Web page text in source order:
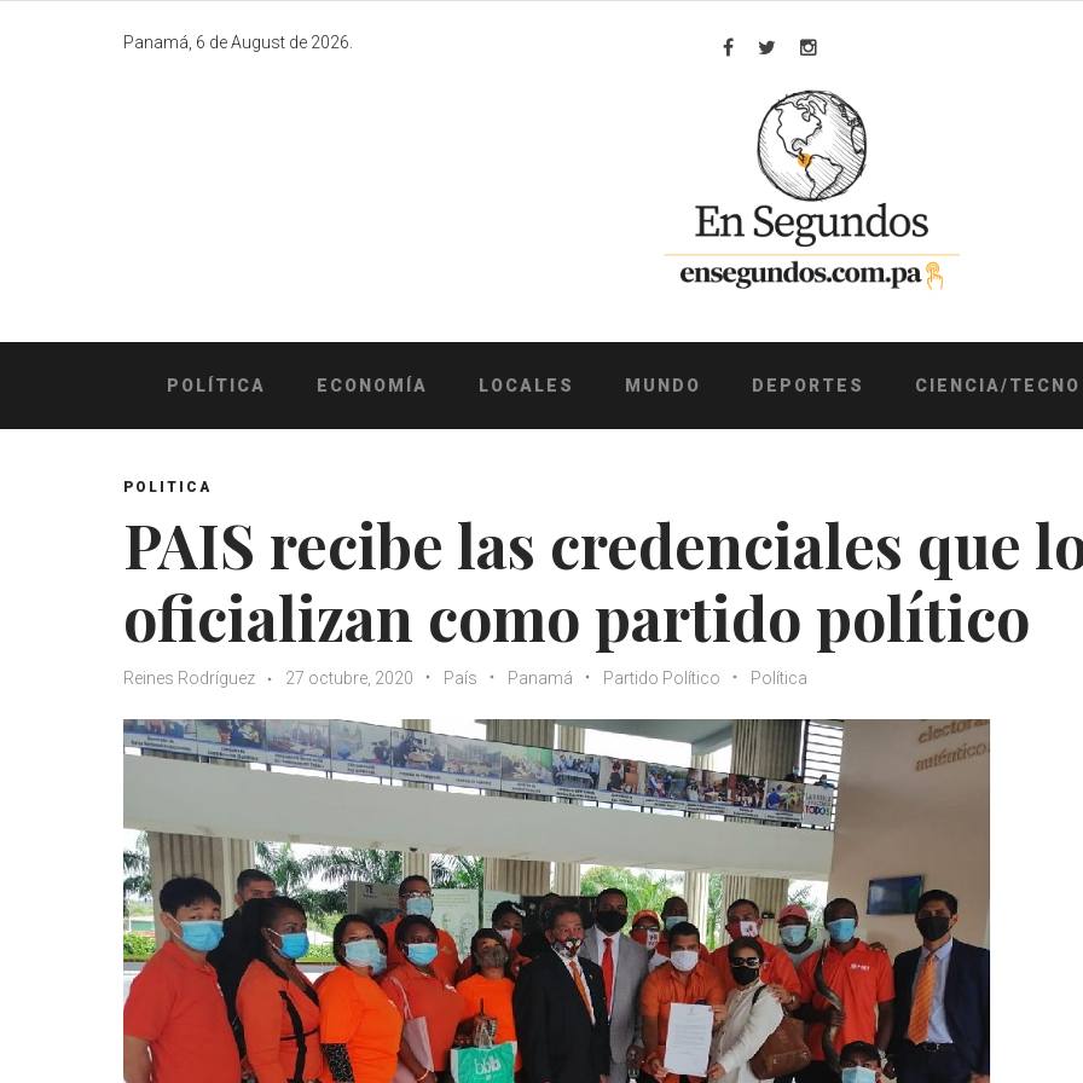
Panamá, 6 de August de 2026.
Facebook
TwitterInstagram
POLÍTICA ECONOMÍA LOCALES MUNDO DEPORTES CIENCIA/TECNO
POLITICA
PAIS recibe las credenciales que
oficializan como partido político
Reines Rodríguez 27 octubre, 2020 País Panamá Partido Político Política